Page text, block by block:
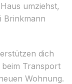
umziehst,
Brinkmann
dich
Transport
Wohnung.